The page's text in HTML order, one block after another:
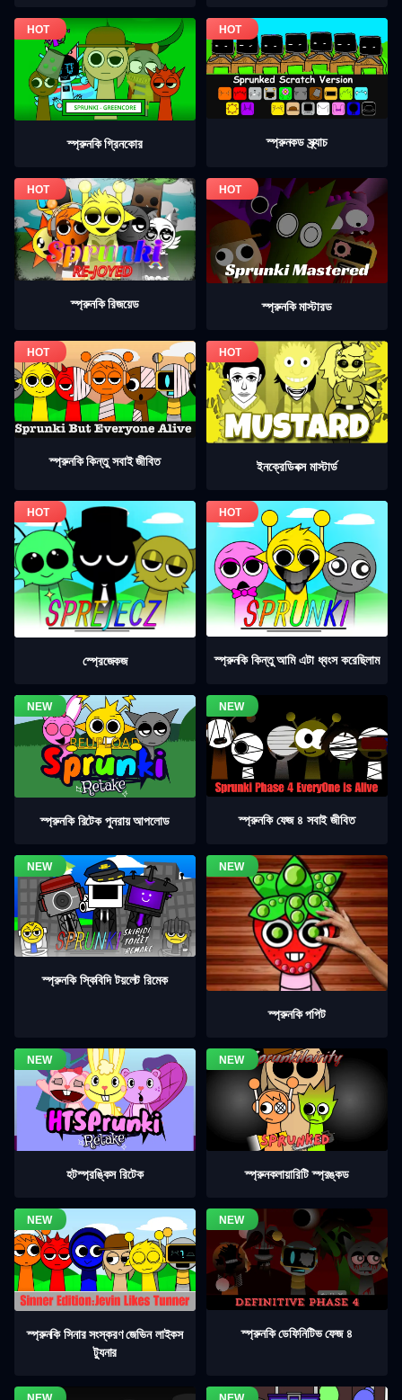
স্প্রুনকি গ্রিনকোর স্প্রুনকড স্ক্র্যাচ
স্প্রুনকি রিজয়েড স্প্রুনকি মাস্টারড
স্প্রুনকি কিন্তু সবাই জীবিত ইনক্রেডিবক্স মাস্টার্ড
স্প্রেজেকজ স্প্রুনকি কিন্তু আমি এটা ধ্বংস করেছিলাম
স্প্রুনকি রিটেক পুনরায় আপলোড স্প্রুনকি ফেজ ৪ সবাই জীবিত
স্প্রুনকি স্কিবিদি টয়লেট রিমেক
স্প্রুনকি পপিট
হটস্প্রঙ্কিস রিটেক স্প্রুনকলায়ারিটি স্প্রঙ্কড
স্প্রুনকি সিনার সংস্করণ জেভিন লাইকস
ট্যুনার
স্প্রুনকি ডেফিনিটিভ ফেজ ৪